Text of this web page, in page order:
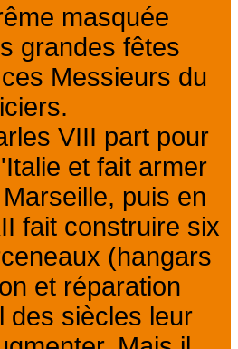
masquée
grandes fêtes
Messieurs du
VIII part pour
et fait armer
puis en
fait construire six
(hangars
et réparation
des siècles leur